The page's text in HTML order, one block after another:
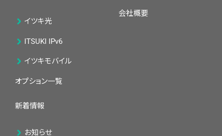
イツキ光
ITSUKI IPv6
イツキモバイル
オプション一覧
新着情報
お知らせ
会社概要